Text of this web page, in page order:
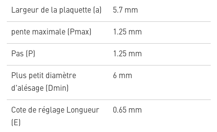
Largeur de la plaquette (a) 5.7 mm
pente maximale (Pmax) 1.25 mm
Pas (P) 1.25 mm
Plus petit diamètre
d'alésage (Dmin)
6 mm
Cote de réglage Longueur
(E)
0.65 mm